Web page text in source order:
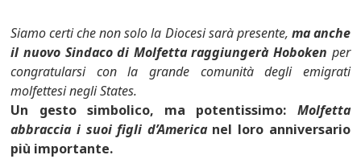
Siamo certi che non solo la Diocesi sarà presente, ma anche
il nuovo Sindaco di Molfetta raggiungerà Hoboken per
congratularsi con la grande comunità degli emigrati
molfettesi negli States.
Un gesto simbolico, ma potentissimo: Molfetta
abbraccia i suoi figli d’Americanel loro anniversario
più importante.